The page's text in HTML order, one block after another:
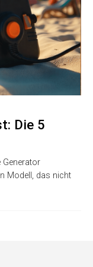
Die 5
Generator
Modell, das nicht